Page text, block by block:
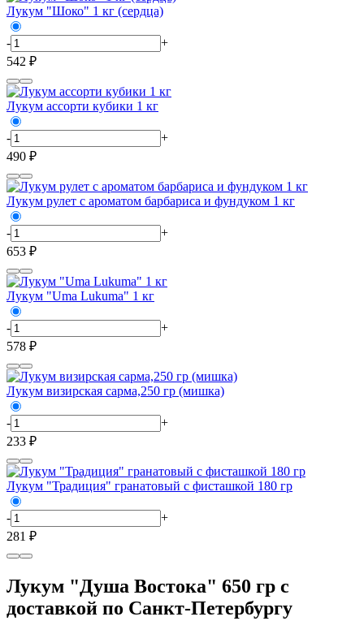
Лукум "Шоко" 1 кг (сердца)
-
+
542 ₽
Лукум ассорти кубики 1 кг
-
+
490 ₽
Лукум рулет с ароматом барбариса и фундуком 1 кг
-
+
653 ₽
Лукум "Uma Lukuma" 1 кг
-
+
578 ₽
Лукум визирская сарма,250 гр (мишка)
-
+
233 ₽
Лукум "Традиция" гранатовый с фисташкой 180 гр
-
+
281 ₽
Лукум "Душа Востока" 650 гр с
доставкой по Санкт-Петербургу